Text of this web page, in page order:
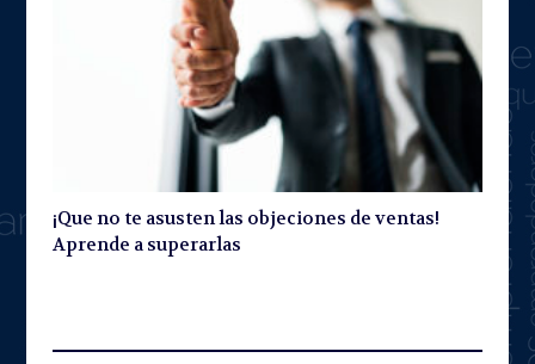
¡Que no te asusten las objeciones de ventas!
Aprende a superarlas